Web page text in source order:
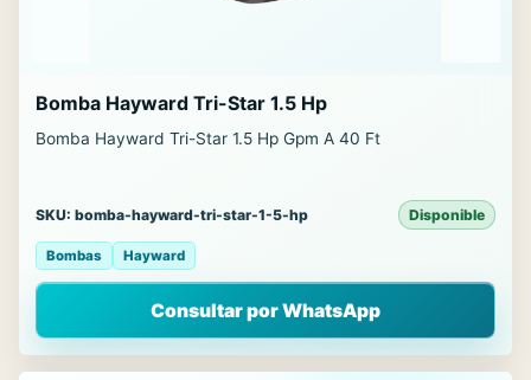
Bomba Hayward Tri-Star 1.5 Hp
Bomba Hayward Tri-Star 1.5 Hp Gpm A 40 Ft
SKU: bomba-hayward-tri-star-1-5-hp Disponible
Bombas Hayward
Consultar por WhatsApp